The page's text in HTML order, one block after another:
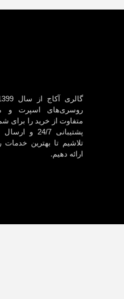
روسری‌های اسپرت و
متفاوت از خرید را برای
پشتیبانی 24/
تلاشیم تا بهترین
ارائه دهیم.